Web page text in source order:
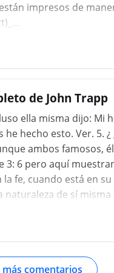
impresos de
de John Trapp
ella misma dijo: Mi
hecho esto. Ver. 5. ¿
ambos famosos,
6 pero aquí
fe, cuando está en
de sí
aunque sea en
vitia quam cum vir...
más comentarios